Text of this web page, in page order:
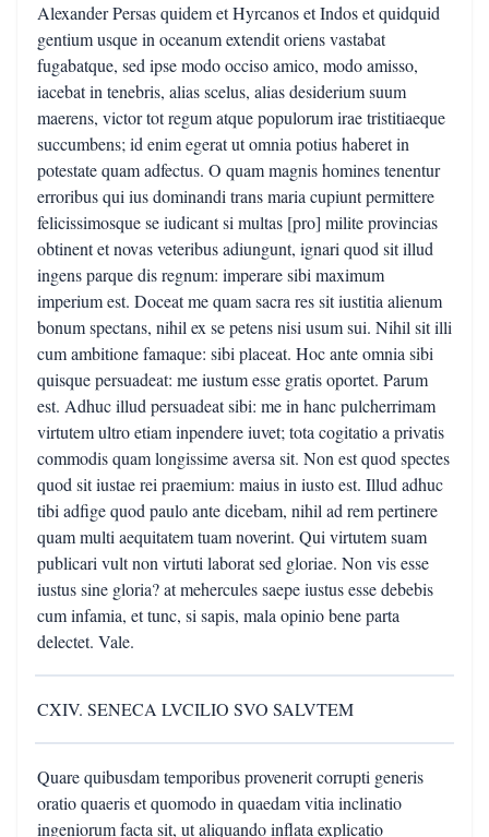
Alexander Persas quidem et Hyrcanos et Indos et quidquid
gentium usque in oceanum extendit oriens vastabat
fugabatque, sed ipse modo occiso amico, modo amisso,
iacebat in tenebris, alias scelus, alias desiderium suum
maerens, victor tot regum atque populorum irae tristitiaeque
succumbens; id enim egerat ut omnia potius haberet in
potestate quam adfectus. O quam magnis homines tenentur
erroribus qui ius dominandi trans maria cupiunt permittere
felicissimosque se iudicant si multas [pro] milite provincias
obtinent et novas veteribus adiungunt, ignari quod sit illud
ingens parque dis regnum: imperare sibi maximum
imperium est. Doceat me quam sacra res sit iustitia alienum
bonum spectans, nihil ex se petens nisi usum sui. Nihil sit illi
cum ambitione famaque: sibi placeat. Hoc ante omnia sibi
quisque persuadeat: me iustum esse gratis oportet. Parum
est. Adhuc illud persuadeat sibi: me in hanc pulcherrimam
virtutem ultro etiam inpendere iuvet; tota cogitatio a privatis
commodis quam longissime aversa sit. Non est quod spectes
quod sit iustae rei praemium: maius in iusto est. Illud adhuc
tibi adfige quod paulo ante dicebam, nihil ad rem pertinere
quam multi aequitatem tuam noverint. Qui virtutem suam
publicari vult non virtuti laborat sed gloriae. Non vis esse
iustus sine gloria? at mehercules saepe iustus esse debebis
cum infamia, et tunc, si sapis, mala opinio bene parta
delectet. Vale.
CXIV. SENECA LVCILIO SVO SALVTEM
Quare quibusdam temporibus provenerit corrupti generis
oratio quaeris et quomodo in quaedam vitia inclinatio
ingeniorum facta sit, ut aliquando inflata explicatio